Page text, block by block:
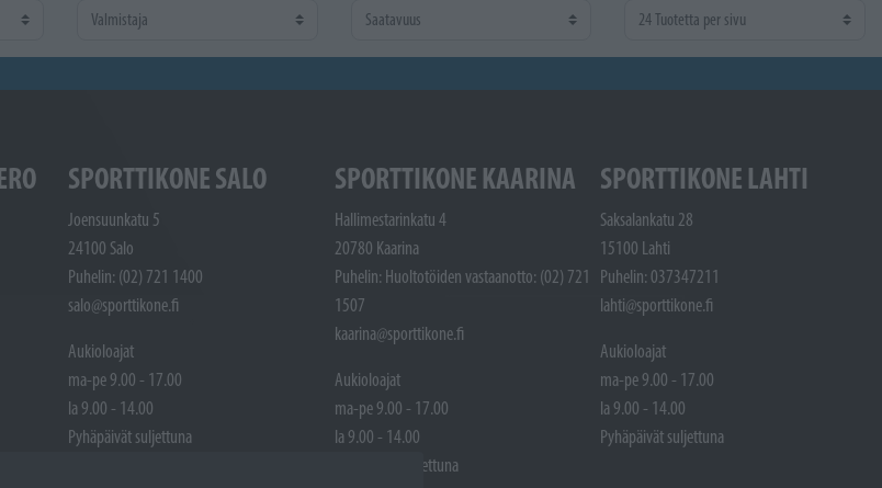
SPORTTIKONE SALO
Joensuunkatu 5
24100 Salo
Puhelin: (02) 721 1400
salo@sporttikone.fi
Aukioloajat
ma-pe 9.00 - 17.00
la 9.00 - 14.00
Pyhäpäivät suljettuna
SPORTTIKONE KAARINA
Hallimestarinkatu 4
20780 Kaarina
Puhelin: Huoltotöiden vastaanotto: (02) 721
1507
kaarina@sporttikone.fi
Aukioloajat
ma-pe 9.00 - 17.00
la 9.00 - 14.00
Pyhäpäivät suljettuna
SPORTTIKONE LAHTI
Saksalankatu 28
15100 Lahti
Puhelin: 037347211
lahti@sporttikone.fi
Aukioloajat
ma-pe 9.00 - 17.00
la 9.00 - 14.00
Pyhäpäivät suljettuna